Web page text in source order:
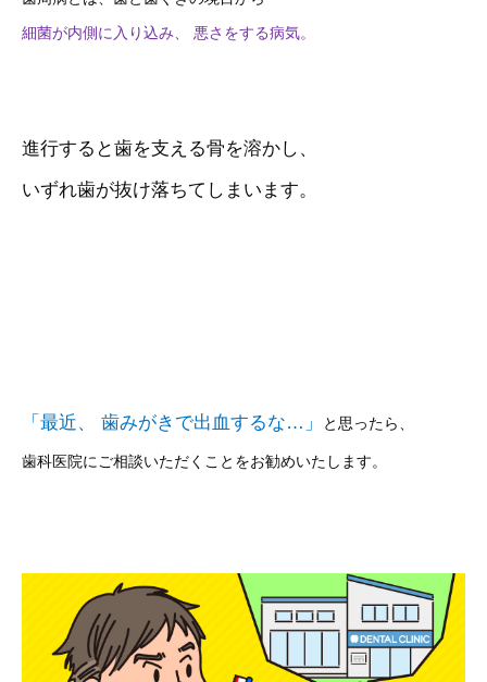
細菌が内側に入り込み、 悪さをする病気。
進行すると歯を支える骨を溶かし、
いずれ歯が抜け落ちてしまいます。
「最近、 歯みがきで出血するな…」 と思ったら、
歯科医院にご相談いただくことをお勧めいたします。